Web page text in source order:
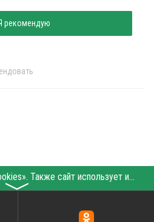
рекомендую
Этот сайт использует «cookies». Также сайт использует интернет-сервис для сбора технических данных касательно посетителей с целью получения маркетинговой и статистической информации. Условия обработки данных посетителей сайта см.
〉